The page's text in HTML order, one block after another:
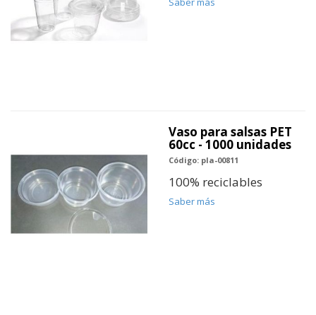
Vaso para salsas PET
60cc - 1000 unidades
Código: pla-00811
100% reciclables
Saber más